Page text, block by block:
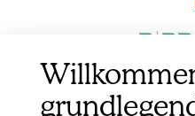
AGUJA ESPINAL